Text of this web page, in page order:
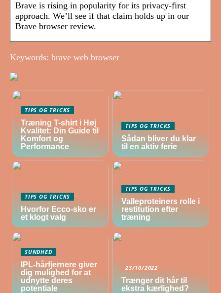
Brave is rising in popularity for its privacy-first
approach. We’ll see if that claim holds up in our
Brave browser review.
Keywords: brave web browser
TIPS OG TRICKS
Træning T-shirt i Høj
Kvalitet: Din Guide til
Komfort og
Performance
TIPS OG TRICKS
Sådan bliver du klar
til en aktiv ferie
TIPS OG TRICKS
Hvorfor Ecco-sko er
et klogt valg
TIPS OG TRICKS
Valleproteiners rolle i
restitution efter
træning
SUNDHED
IPL-hårfjernere giver
dig mulighed for at
udnytte deres
potentiale
23/10/2022
Trænger dit hår til
ekstra kærlighed?